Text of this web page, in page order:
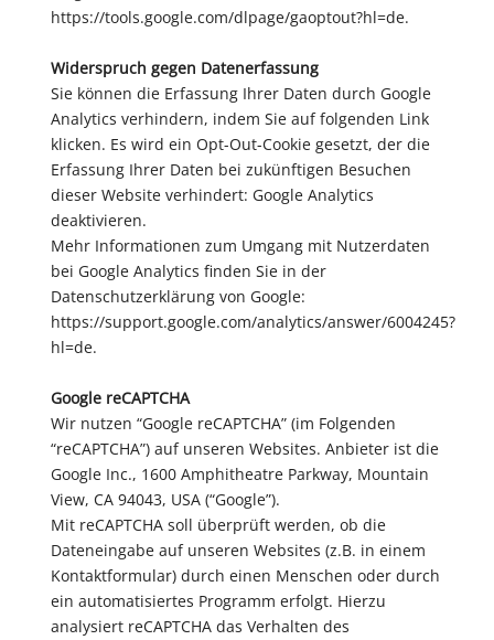
https://tools.google.com/dlpage/gaoptout?hl=de.
Widerspruch gegen Datenerfassung
Sie können die Erfassung Ihrer Daten durch Google
Analytics verhindern, indem Sie auf folgenden Link
klicken. Es wird ein Opt-Out-Cookie gesetzt, der die
Erfassung Ihrer Daten bei zukünftigen Besuchen
dieser Website verhindert: Google Analytics
deaktivieren.
Mehr Informationen zum Umgang mit Nutzerdaten
bei Google Analytics finden Sie in der
Datenschutzerklärung von Google:
https://support.google.com/analytics/answer/6004245?
hl=de.
Google reCAPTCHA
Wir nutzen “Google reCAPTCHA” (im Folgenden
“reCAPTCHA”) auf unseren Websites. Anbieter ist die
Google Inc., 1600 Amphitheatre Parkway, Mountain
View, CA 94043, USA (“Google”).
Mit reCAPTCHA soll überprüft werden, ob die
Dateneingabe auf unseren Websites (z.B. in einem
Kontaktformular) durch einen Menschen oder durch
ein automatisiertes Programm erfolgt. Hierzu
analysiert reCAPTCHA das Verhalten des